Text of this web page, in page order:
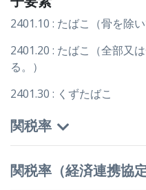
2401.10 : たばこ（骨を除
2401.20 : たばこ（全部又
る。）
2401.30 : くずたばこ
関税率
関税率（経済連携協定